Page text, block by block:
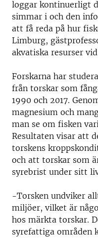
loggar kontinuerligt
simmar i och den
att få reda på hur
Limburg,
akvatiska resurser vid
Forskarna har
från torskar som
1990 och 2017.
magnesium och
man se om fisken
Resultaten visar att
torskens
och att torskar som
syrebrist under sitt
-Torsken undviker
miljöer, vilket är
hos märkta torskar.
syrefattiga områden